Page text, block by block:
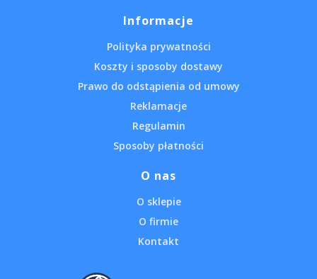
Informacje
Polityka prywatności
Koszty i sposoby dostawy
Prawo do odstąpienia od umowy
Reklamacje
Regulamin
Sposoby płatności
O nas
O sklepie
O firmie
Kontakt